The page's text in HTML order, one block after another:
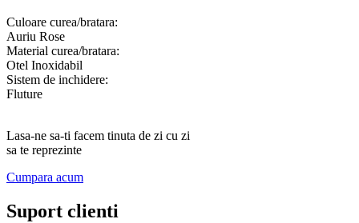
Culoare curea/bratara:
Auriu Rose
Material curea/bratara:
Otel Inoxidabil
Sistem de inchidere:
Fluture
Lasa-ne sa-ti facem tinuta de zi cu zi
sa te reprezinte
Cumpara acum
Suport clienti